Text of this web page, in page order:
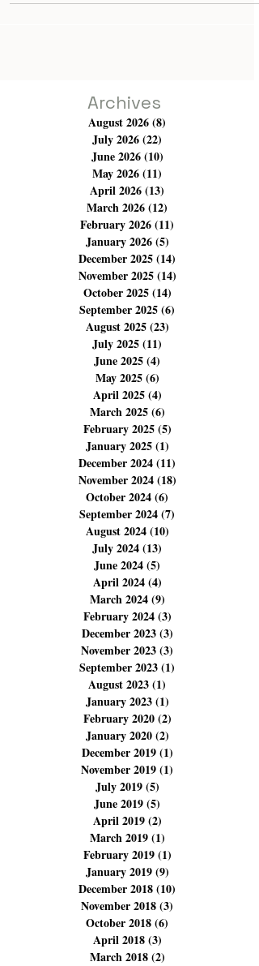
Festival de Carthage dans sa 59ᵉ
Archives
August 2026 (8)
July 2026 (22)22 posts
June 2026(10)10 posts
May 2026(11)11 posts
April 2026(13)13 posts
March 2026(12)12 posts
February 2026 (11)11 posts
January 2026 (5)5 posts
December 2025(14)
November 2025(14)
October 2025 (14)
September 2025
August 2025(23)
July 2025(11)
June 2025(4)4 posts
May 2025(6)6 posts
April 2025(4)4 posts
March 2025(6)6 posts
February 2025 (5)5 posts
January 2025 (1)
December 2024(11)
November 2024(18)
October 2024(6)
September 2024
August 2024 (10)
July 2024(13)13 posts
June 2024(5)5 posts
April 2024(4)4 posts
March 2024(9)9 posts
February 2024(3)3 posts
December 2023(3)
November 2023 (3)
September 2023 (1)
August 2023 (1)1 post
January 2023(1)1 post
February 2020 (2)2 posts
January 2020(2)
December 2019(1)
November 2019(1)
July 2019 (5)5 posts
June 2019(5)5 posts
April 2019(2)2 posts
March 2019(1)1 post
February 2019 (1)1 post
January 2019 (9)
December 2018(10)
November 2018(3)